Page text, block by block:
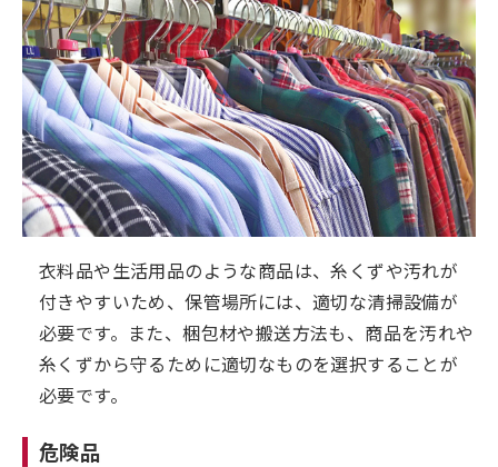
衣料品や生活用品のような商品は、糸くずや汚れが
付きやすいため、保管場所には、適切な清掃設備が
必要です。また、梱包材や搬送方法も、商品を汚れや
糸くずから守るために適切なものを選択することが
必要です。
危険品